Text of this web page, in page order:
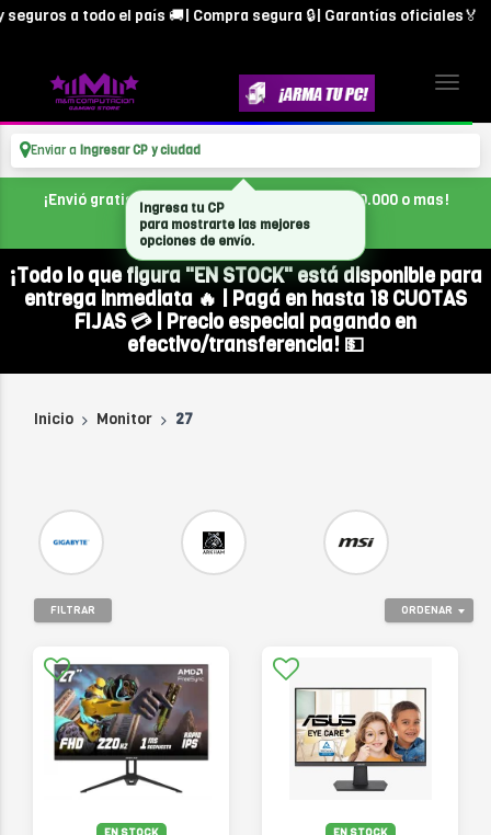
a todo el país 🚚| Compra segura 🔒| Garantías oficiales🏅
Enviar a Ingresar CP y ciudad
¡Envió gratis en CABA, con tu compra de $300.000 o mas!
¡Todo lo que figura "EN STOCK" está disponible para
entrega inmediata 🔥 | Pagá en hasta 18 CUOTAS
FIJAS 💳 | Precio especial pagando en
efectivo/transferencia! 💵
Inicio Monitor 27
ORDENAR
FILTRAR